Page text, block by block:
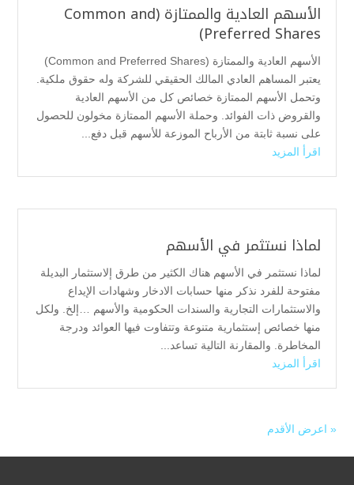
الأسهم العادية والممتازة (Common and
Preferred Shares)
الأسهم العادية والممتازة (Common and Preferred Shares)
يعتبر المساهم العادي المالك الحقيقي للشركة وله حقوق ملكية.
وتحمل الأسهم الممتازة خصائص كل من الأسهم العادية
والقروض ذات الفوائد. وحملة الأسهم الممتازة مخولون للحصول
على نسبة ثابتة من الأرباح الموزعة للأسهم قبل دفع...
اقرأ المزيد
لماذا نستثمر في الأسهم
لماذا نستثمر في الأسهم هناك الكثير من طرق إلاستثمار البديلة
مفتوحة للفرد نذكر منها حسابات الادخار وشهادات الإيداع
والاستثمارات التجارية والسندات الحكومية والأسهم …إلخ. ولكل
منها خصائص إستثمارية متنوعة وتتفاوت فيها العوائد ودرجة
المخاطرة. والمقارنة التالية تساعد...
اقرأ المزيد
« اعرض الأقدم